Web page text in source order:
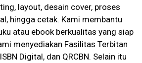
layout, desain cover, proses
hingga cetak. Kami membantu
atau ebook berkualitas yang siap
menyediakan Fasilitas Terbitan
Digital, dan QRCBN. Selain itu